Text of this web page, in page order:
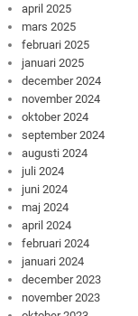
april 2025
mars 2025
februari 2025
januari 2025
december 2024
november 2024
oktober 2024
september 2024
augusti 2024
juli 2024
juni 2024
maj 2024
april 2024
februari 2024
januari 2024
december 2023
november 2023